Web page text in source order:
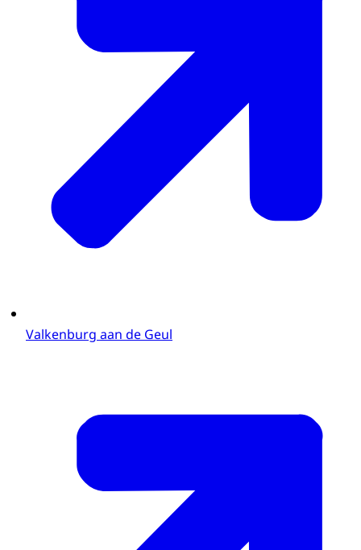
Valkenburg aan de Geul